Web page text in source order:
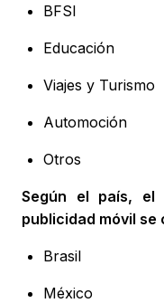
BFSI
Educación
Viajes y Turismo
Automoción
Otros
Según el país, el
publicidad móvil se
Brasil
México